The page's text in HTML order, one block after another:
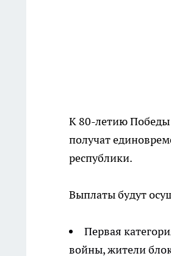
К 80-летию Победы
получат
республики.
Выплаты будут
Первая
войны, жители